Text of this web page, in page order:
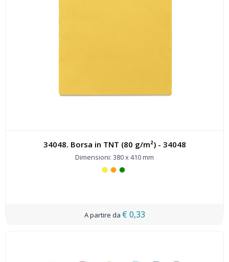
34048. Borsa in TNT (80 g/m²) - 34048
Dimensioni: 380 x 410 mm
€ 0,33